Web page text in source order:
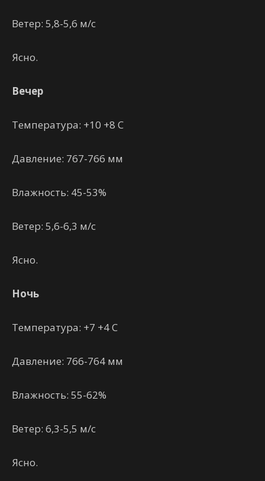
Ветер: 5,8-5,6 м/с
Ясно.
Вечер
Температура: +10 +8 C
Давление: 767-766 мм
Влажность: 45-53%
Ветер: 5,6-6,3 м/с
Ясно.
Ночь
Температура: +7 +4 С
Давление: 766-764 мм
Влажность: 55-62%
Ветер: 6,3-5,5 м/с
Ясно.